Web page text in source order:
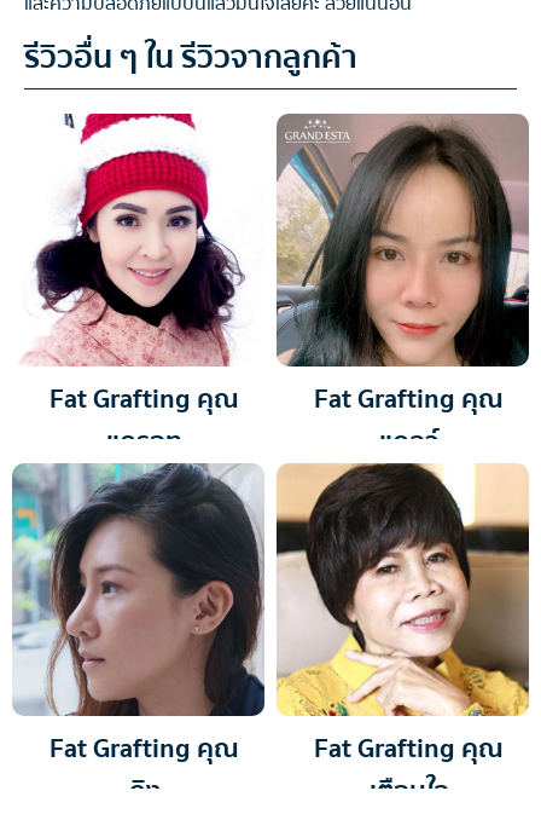
รีวิวอื่น ๆ ใน รีวิวจากลูกค้า
Fat Grafting คุณ
แครอท
Fat Grafting คุณ
แคลว์
Fat Grafting คุณ
ถิง
Fat Grafting คุณ
เตือนใจ